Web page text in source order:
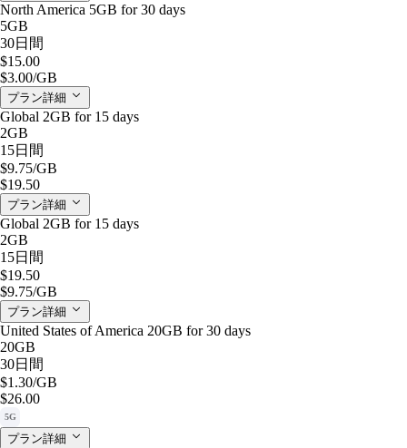
North America 5GB for 30 days
5GB
30日間
$15.00
$3.00/GB
プラン詳細
Global 2GB for 15 days
2GB
15日間
$9.75/GB
$19.50
プラン詳細
Global 2GB for 15 days
2GB
15日間
$19.50
$9.75/GB
プラン詳細
United States of America 20GB for 30 days
20GB
30日間
$1.30/GB
$26.00
5G
プラン詳細